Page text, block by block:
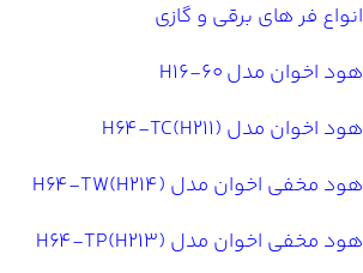
انواع فر های برقی و گازی
هود اخوان مدل 60-H16
هود اخوان مدل H64-TC(H211)
هود مخفی اخوان مدل H64-TW(H214)
هود مخفی اخوان مدل H64-TP(H213)